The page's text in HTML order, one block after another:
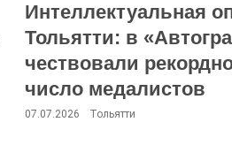
Интеллектуальная
Тольятти: в
чествовали
число медалистов
07.07.2026 Тольятти